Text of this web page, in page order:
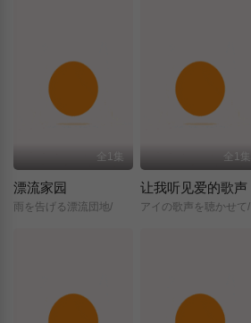
全1集
漂流家园
雨を告げる漂流団地/
全1集
让我听见爱的歌声
アイの歌声を聴かせて/